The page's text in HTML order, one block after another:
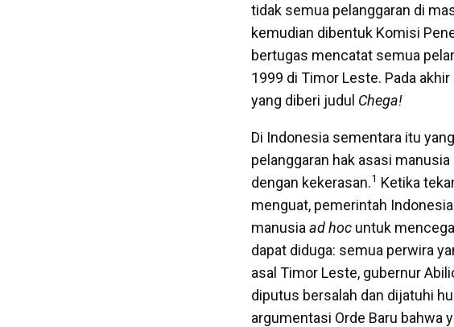
tidak semua pelanggaran di
kemudian dibentuk Komisi
bertugas mencatat semua
1999 di Timor Leste. Pada
yang diberi judul Chega!
Di Indonesia sementara itu
pelanggaran hak asasi
dengan kekerasan.1 Ketika
menguat, pemerintah
manusia ad hoc untuk
dapat diduga: semua perwira
asal Timor Leste, gubernur
diputus bersalah dan dijatuhi
argumentasi Orde Baru bahwa